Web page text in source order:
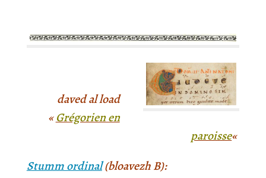
daved al load
«Grégorien en
paroisse«
Stumm ordinal(bloavezh B):